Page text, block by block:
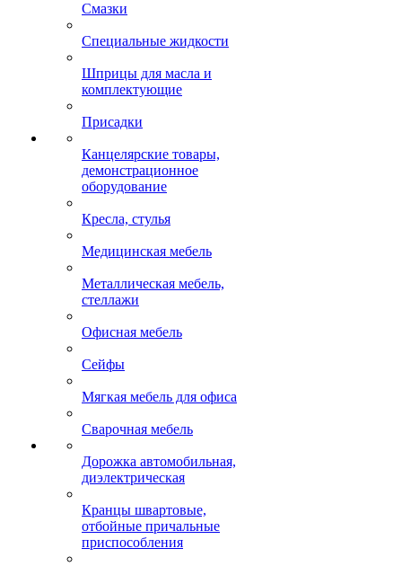
Смазки
Специальные жидкости
Шприцы для масла и
комплектующие
Присадки
Канцелярские товары,
демонстрационное
оборудование
Кресла, стулья
Медицинская мебель
Металлическая мебель,
стеллажи
Офисная мебель
Сейфы
Мягкая мебель для офиса
Сварочная мебель
Дорожка автомобильная,
диэлектрическая
Кранцы швартовые,
отбойные причальные
приспособления